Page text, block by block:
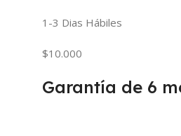
1-3 Dias Hábiles
$10.000
Garantía de 6